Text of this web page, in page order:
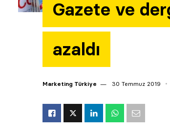
Gazete ve
azaldı
Marketing Türkiye 30 Temmuz 2019